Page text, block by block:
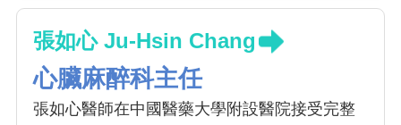
張如心 Ju-Hsin Chang
心臟麻醉科主任
張如心醫師在中國醫藥大學附設醫院接受完整